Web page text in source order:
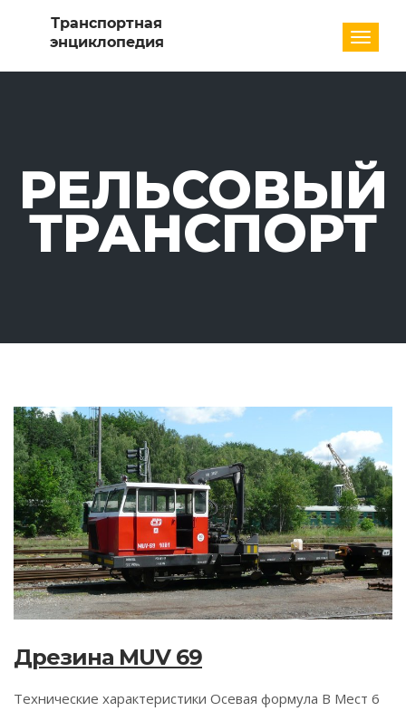
РЕЛЬСОВЫЙ
ТРАНСПОРТ
Дрезина MUV 69
Технические характеристики Осевая формула B Мест 6